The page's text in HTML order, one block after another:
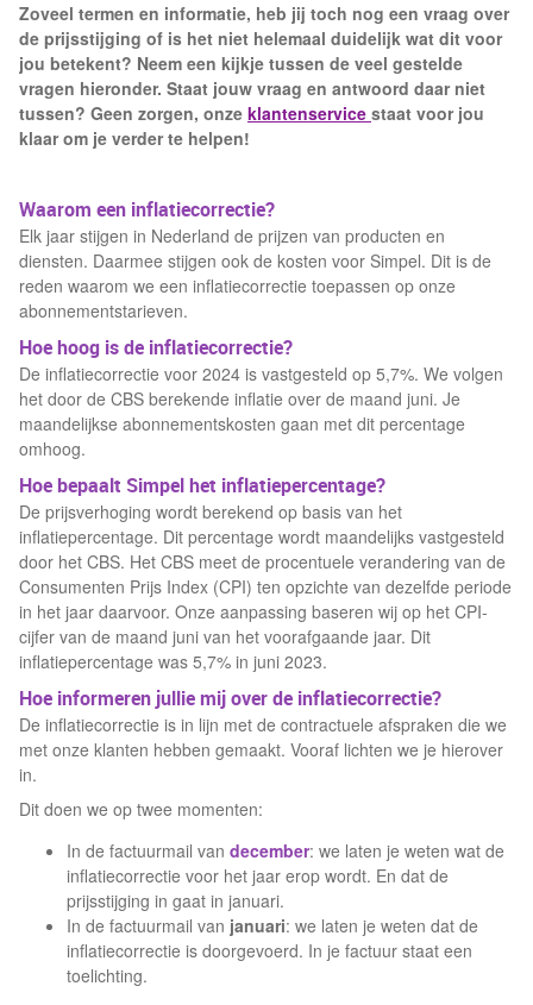
Zoveel termen en informatie, heb jij toch nog een vraag over
de prijsstijging of is het niet helemaal duidelijk wat dit voor
jou betekent? Neem een kijkje tussen de veel gestelde
vragen hieronder. Staat jouw vraag en antwoord daar niet
tussen? Geen zorgen, onze klantenservice staat voor jou
klaar om je verder te helpen!
Waarom een inflatiecorrectie?
Elk jaar stijgen in Nederland de prijzen van producten en
diensten. Daarmee stijgen ook de kosten voor Simpel. Dit is de
reden waarom we een inflatiecorrectie toepassen op onze
abonnementstarieven.
Hoe hoog is de inflatiecorrectie?
De inflatiecorrectie voor 2024 is vastgesteld op 5,7%. We volgen
het door de CBS berekende inflatie over de maand juni. Je
maandelijkse abonnementskosten gaan met dit percentage
omhoog.
Hoe bepaalt Simpel het inflatiepercentage?
De prijsverhoging wordt berekend op basis van het
inflatiepercentage. Dit percentage wordt maandelijks vastgesteld
door het CBS. Het CBS meet de procentuele verandering van de
Consumenten Prijs Index (CPI) ten opzichte van dezelfde periode
in het jaar daarvoor. Onze aanpassing baseren wij op het CPI-
cijfer van de maand juni van het voorafgaande jaar. Dit
inflatiepercentage was 5,7% in juni 2023.
Hoe informeren jullie mij over de inflatiecorrectie?
De inflatiecorrectie is in lijn met de contractuele afspraken die we
met onze klanten hebben gemaakt. Vooraf lichten we je hierover
in.
Dit doen we op twee momenten:
In de factuurmail van december: we laten je weten wat de
inflatiecorrectie voor het jaar erop wordt. En dat de
prijsstijging in gaat in januari.
In de factuurmail van januari: we laten je weten dat de
inflatiecorrectie is doorgevoerd. In je factuur staat een
toelichting.